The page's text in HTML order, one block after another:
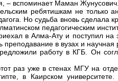
– вспоминает Маман
ребятишкам не только
Но судьба вновь сделала
педагогическим
в Алма-Ату и поступил на
преподавание в вузах и
работу в КГБ. Он
раз уже в стенах МГУ на
в Каирском